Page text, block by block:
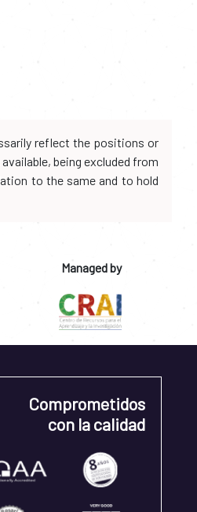
reflect the positions or
being excluded from
to the same and to hold
Managed by
Comprometidos
con la calidad